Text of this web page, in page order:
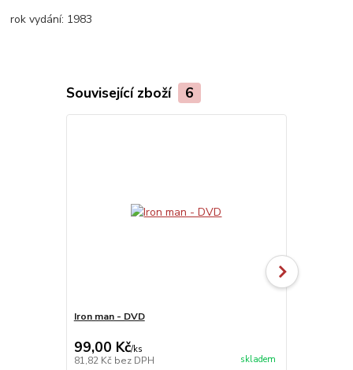
rok vydání: 1983
Související zboží 6
Iron man - DVD
99,00 Kč/ks
81,82 Kč bez DPH skladem